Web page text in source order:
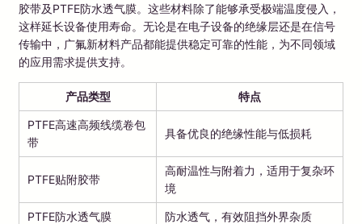
胶带及PTFE防水透气膜。这些材料除了能够承受极端温度侵入，
这样延长设备使用寿命。无论是在电子设备的绝缘层还是在信号
传输中，广氟新材料产品都能提供稳定可靠的性能，为不同领域
的应用需求提供支持。
产品类型 特点
PTFE高速高频线缆卷包
带
具备优良的绝缘性能与低损耗
PTFE贴附胶带
高耐温性与附着力，适用于复杂环
境
PTFE防水透气膜 防水透气，有效阻挡外界杂质